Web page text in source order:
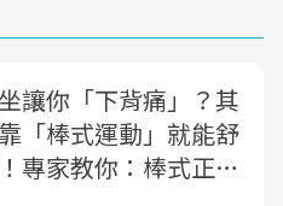
讓你「下背痛」？其
「棒式運動」就能舒
專家教你：棒式正確